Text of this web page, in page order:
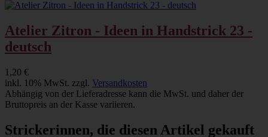
Atelier Zitron - Ideen in Handstrick 23 -
deutsch
1,20 €
inkl. 10% MwSt. zzgl. Versandkosten
Abhängig von der Lieferadresse kann die MwSt. und daher der
Bruttopreis an der Kasse variieren.
Strickerinnen, die diesen Artikel gekauft